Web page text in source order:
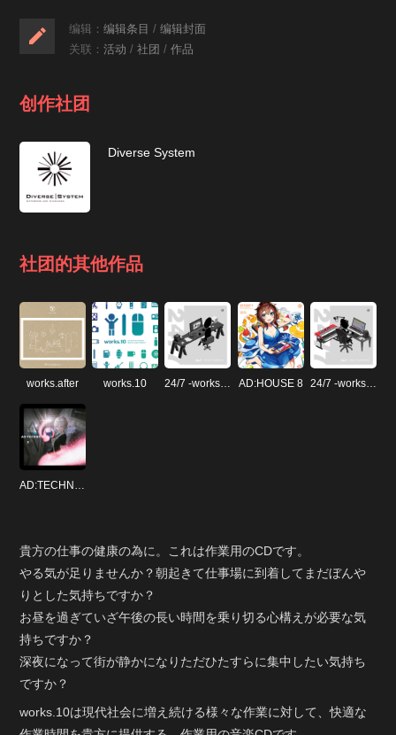
编辑：编辑条目 /编辑封面
关联：活动 /社团 /作品
创作社团
Diverse System
社团的其他作品
works​.​after works​.​10 24​/​7 -works. for stream vol​.​1- AD​:​HOUSE 8 24​​/​​7 -works. for stream vol​​.​​2-
AD​:​TECHNO 5
貴方の仕事の健康の為に。これは作業用のCDです。
やる気が足りませんか？朝起きて仕事場に到着してまだぼんや
りとした気持ちですか？
お昼を過ぎていざ午後の長い時間を乗り切る心構えが必要な気
持ちですか？
深夜になって街が静かになりただひたすらに集中したい気持ち
ですか？
works.10は現代社会に増え続ける様々な作業に対して、快適な